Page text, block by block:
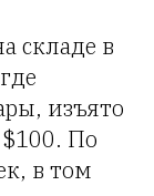
складе в
изъято
По
в том